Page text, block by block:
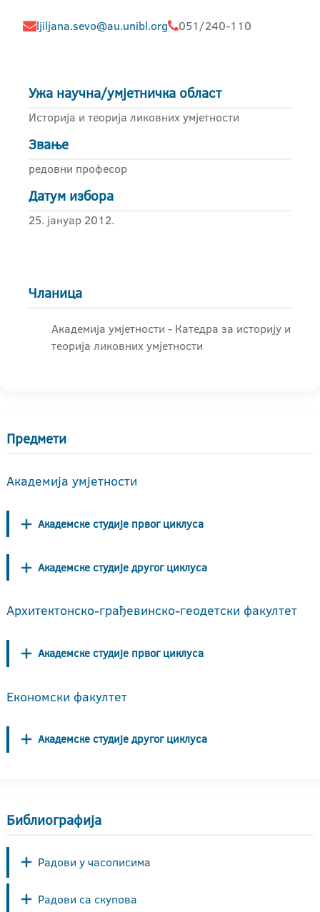
ljiljana.sevo@au.unibl.org 051/240-110
Ужа научна/умјетничка област
Историја и теорија ликовних умјетности
Звање
редовни професор
Датум избора
25. јануар 2012.
Чланица
Академија умјетности - Катедра за историју и
теорија ликовних умјетности
Предмети
Академија умјетности
Академске студије првог циклуса
Академске студије другог циклуса
Архитектонско-грађевинско-геодетски факултет
Академске студије првог циклуса
Економски факултет
Академске студије другог циклуса
Библиографија
Радови у часописима
Радови са скупова